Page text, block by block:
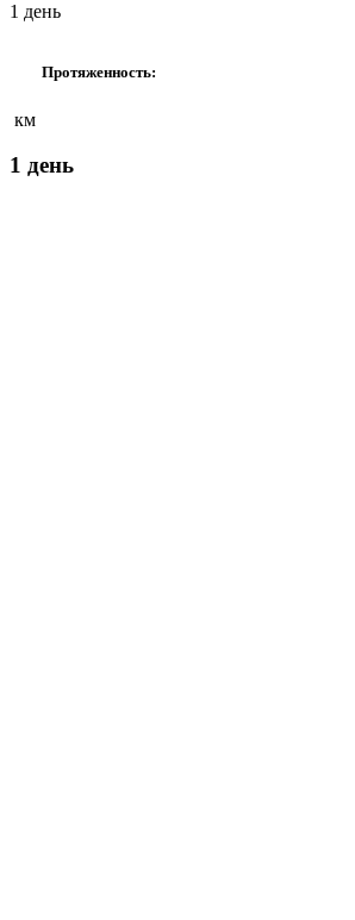
1 день
Протяженность:
км
1 день